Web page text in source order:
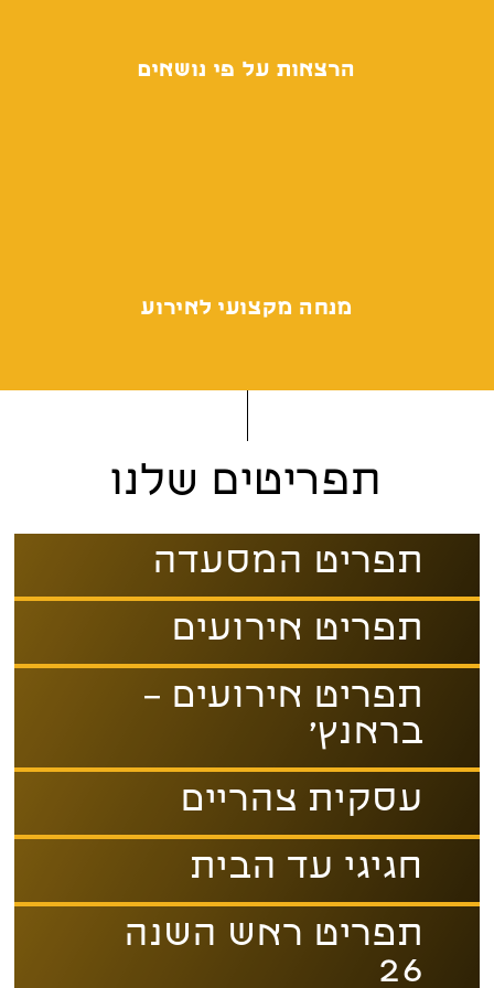
הרצאות על פי נושאים
מנחה מקצועי לאירוע
תפריטים שלנו
תפריט המסעדה
תפריט אירועים
תפריט אירועים –
בראנץ׳
עסקית צהריים
חגיגי עד הבית
תפריט ראש השנה
26